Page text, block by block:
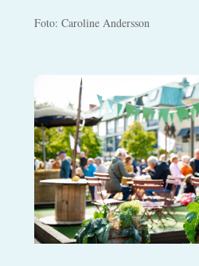
Foto: Caroline Andersson